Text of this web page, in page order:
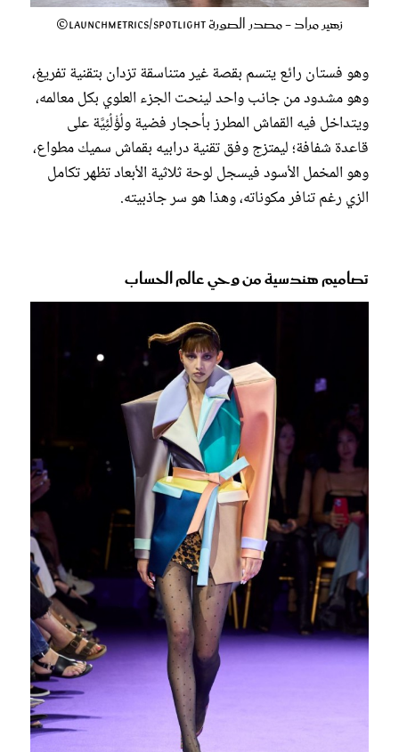
زهير مراد - مصدر الصورة Launchmetrics/Spotlight©
وهو فستان رائع يتسم بقصة غير متناسقة تزدان بتقنية تفريغ،
وهو مشدود من جانب واحد لينحت الجزء العلوي بكل معالمه،
ويتداخل فيه القماش المطرز بأحجار فضية ولُؤْلُئِيَّة على
قاعدة شفافة؛ ليمتزج وفق تقنية درابيه بقماش سميك مطواع،
وهو المخمل الأسود فيسجل لوحة ثلاثية الأبعاد تظهر تكامل
الزي رغم تنافر مكوناته، وهذا هو سر جاذبيته.
تصاميم هندسية من وحي عالم الحساب